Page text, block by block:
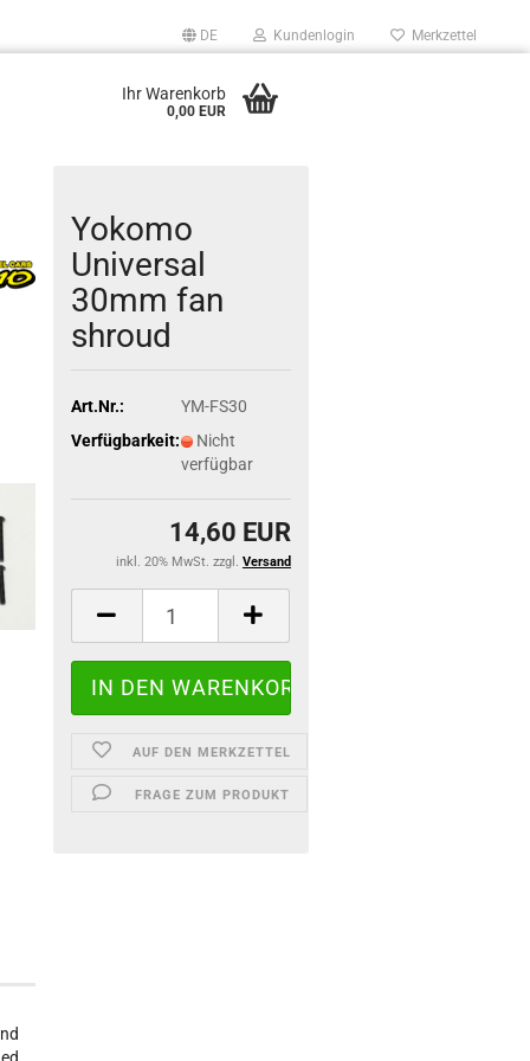
DE Kundenlogin Merkzettel
Ihr Warenkorb
0,00 EUR
Yokomo
Universal
30mm fan
shroud
Art.Nr.:
YM-FS30
Verfügbarkeit:
Nicht
verfügbar
14,60 EUR
inkl. 20% MwSt. zzgl. Versand
AUF DEN MERKZETTEL
FRAGE ZUM PRODUKT